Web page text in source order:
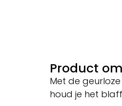
Product
Met de
houd je het